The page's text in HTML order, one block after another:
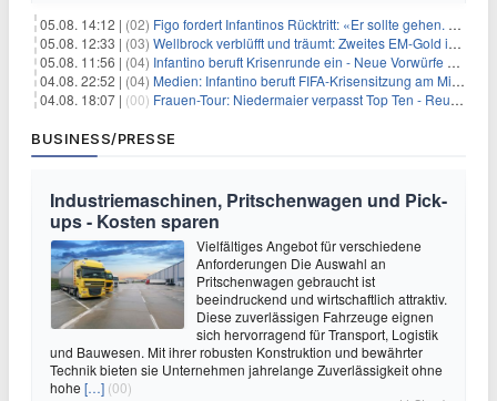
05.08. 14:12 | (02) Figo fordert Infantinos Rücktritt: «Er sollte gehen. Jetzt»
05.08. 12:33 | (03) Wellbrock verblüfft und träumt: Zweites EM-Gold in Paris
05.08. 11:56 | (04) Infantino beruft Krisenrunde ein - Neue Vorwürfe gegen FIFA
04.08. 22:52 | (04) Medien: Infantino beruft FIFA-Krisensitzung am Mittwoch ein
04.08. 18:07 | (00) Frauen-Tour: Niedermaier verpasst Top Ten - Reusser siegt
BUSINESS/PRESSE
Industriemaschinen, Pritschenwagen und Pick-
ups - Kosten sparen
Vielfältiges Angebot für verschiedene
Anforderungen Die Auswahl an
Pritschenwagen gebraucht ist
beeindruckend und wirtschaftlich attraktiv.
Diese zuverlässigen Fahrzeuge eignen
sich hervorragend für Transport, Logistik
und Bauwesen. Mit ihrer robusten Konstruktion und bewährter
Technik bieten sie Unternehmen jahrelange Zuverlässigkeit ohne
hohe […] (00)